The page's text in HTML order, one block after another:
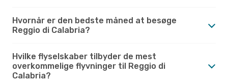
Hvornår er den bedste måned at besøge
Reggio di Calabria?
Hvilke flyselskaber tilbyder de mest
overkommelige flyvninger til Reggio di
Calabria?